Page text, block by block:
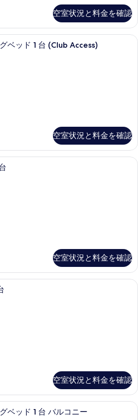
空室状況と料金を確認
エジプト綿のシーツ、高級寝具、テ
ベッド 1 台 (Club Access)
空室状況と料金を確認
エジプト綿のシーツ、高級寝具、テ
空室状況と料金を確認
エジプト綿のシーツ、高級寝具、テ
空室状況と料金を確認
ベッド 1 台 バルコニー